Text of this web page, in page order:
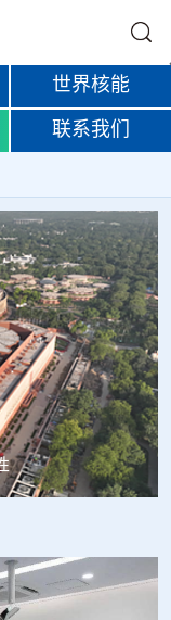
世界核能
联系我们
核医疗全产业链